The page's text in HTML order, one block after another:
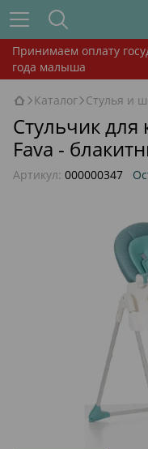
Принимаем оплату
года малыша
Каталог Стулья и
Стульчик
Fava -
Артикул: 000000347